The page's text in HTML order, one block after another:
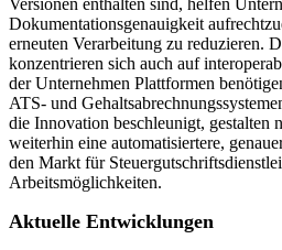
Versionen enthalten sind, helfen
Dokumentationsgenauigkeit
erneuten Verarbeitung zu reduzieren.
konzentrieren sich auch auf
der Unternehmen Plattformen
ATS- und
die Innovation beschleunigt, gestalten
weiterhin eine automatisiertere,
den Markt für
Arbeitsmöglichkeiten.
Aktuelle Entwicklungen